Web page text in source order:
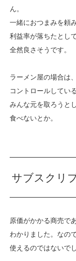
ん。
一緒におつまみを頼
利益率が落ちたとし
全然良さそうです。
ラーメン屋の場合は
コントロールしてい
みんな元を取ろうと
食べないとか。
サブスクリ
原価がかかる商売で
わかりました。なの
使えるのではないで